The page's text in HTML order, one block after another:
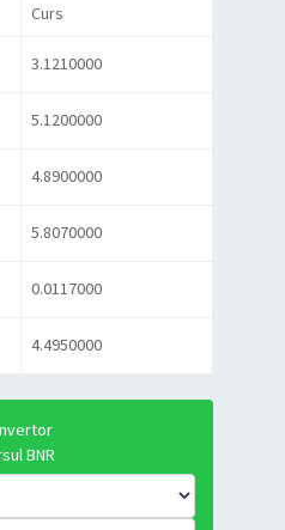
Curs
3.1210000
5.1200000
4.8900000
5.8070000
0.0117000
4.4950000
BNR